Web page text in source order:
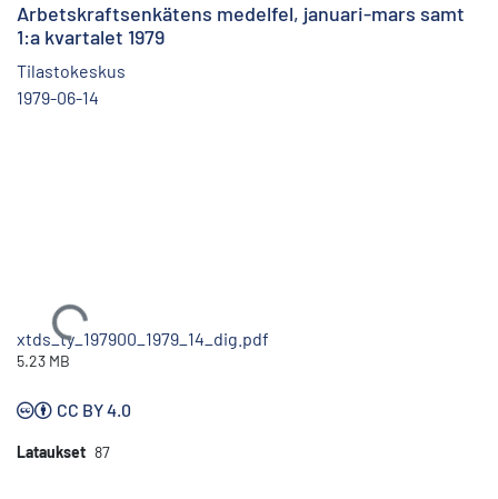
Arbetskraftsenkätens medelfel, januari-mars samt
1:a kvartalet 1979
Tilastokeskus
1979-06-14
Ladataan...
xtds_ty_197900_1979_14_dig.pdf
5.23 MB
CC BY 4.0
Lataukset 87